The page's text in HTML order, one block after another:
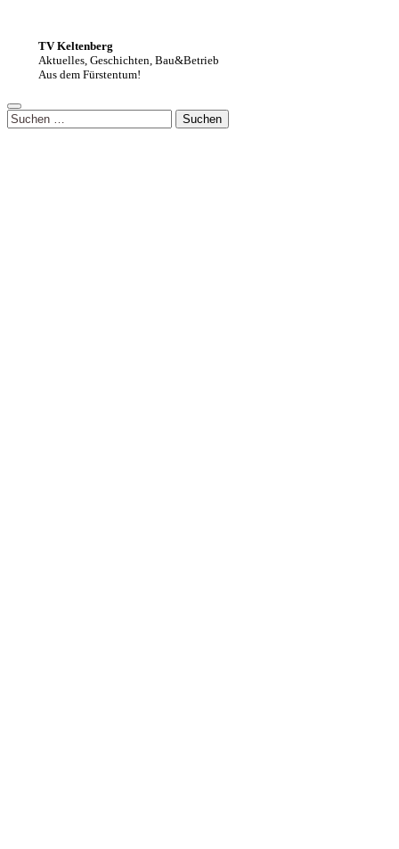
TV Keltenberg
Aktuelles, Geschichten, Bau&Betrieb
Aus dem Fürstentum!
Suchen
nach: